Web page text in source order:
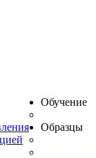
Обучение
Образцы